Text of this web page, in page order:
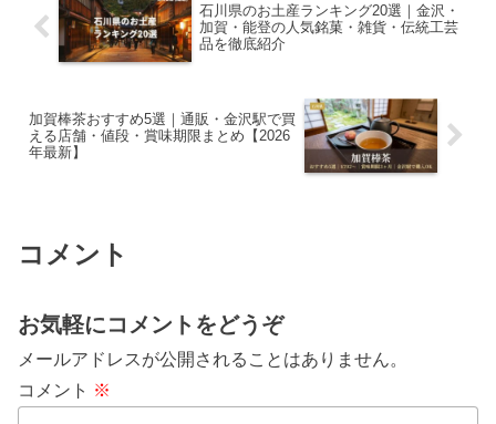
石川県のお土産ランキング20選｜金沢・
加賀・能登の人気銘菓・雑貨・伝統工芸
品を徹底紹介
加賀棒茶おすすめ5選｜通販・金沢駅で買
える店舗・値段・賞味期限まとめ【2026
年最新】
コメント
お気軽にコメントをどうぞ
メールアドレスが公開されることはありません。
コメント ※